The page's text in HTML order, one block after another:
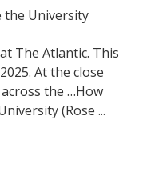
the University
The Atlantic. This
At the close
the …How
(Rose ...